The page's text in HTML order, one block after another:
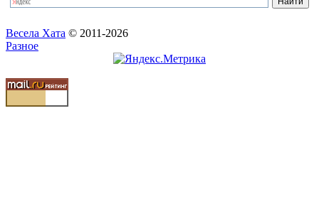
Весела Хата © 2011-2026
Разное